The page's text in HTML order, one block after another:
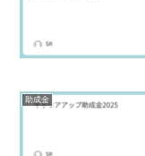
助成金